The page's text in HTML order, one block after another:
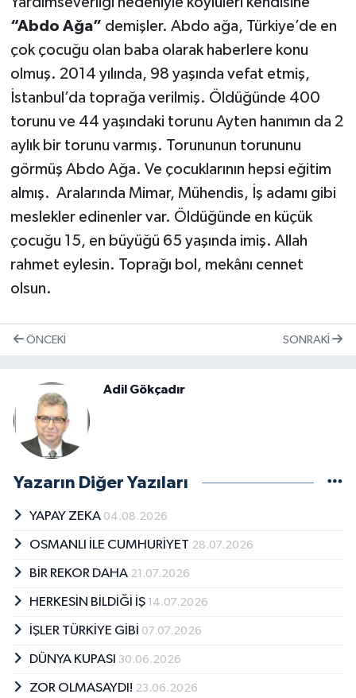
“Abdo Ağa” demişler. Abdo ağa, Türkiye’de en
çok çocuğu olan baba olarak haberlere konu
olmuş. 2014 yılında, 98 yaşında vefat etmiş,
İstanbul’da toprağa verilmiş. Öldüğünde 400
torunu ve 44 yaşındaki torunu Ayten hanımın da 2
aylık bir torunu varmış. Torununun torununu
görmüş Abdo Ağa. Ve çocuklarının hepsi eğitim
almış. Aralarında Mimar, Mühendis, İş adamı gibi
meslekler edinenler var. Öldüğünde en küçük
çocuğu 15, en büyüğü 65 yaşında imiş. Allah
rahmet eylesin. Toprağı bol, mekânı cennet
olsun.
ÖNCEKI SONRAKI
Adil Gökçadır
Yazarın Diğer Yazıları
YAPAY ZEKA 04.08.2026
OSMANLI İLE CUMHURİYET 28.07.2026
BİR REKOR DAHA 21.07.2026
HERKESİN BİLDİĞİ İŞ 14.07.2026
İŞLER TÜRKİYE GİBİ 07.07.2026
DÜNYA KUPASI 30.06.2026
ZOR OLMASAYDI! 23.06.2026